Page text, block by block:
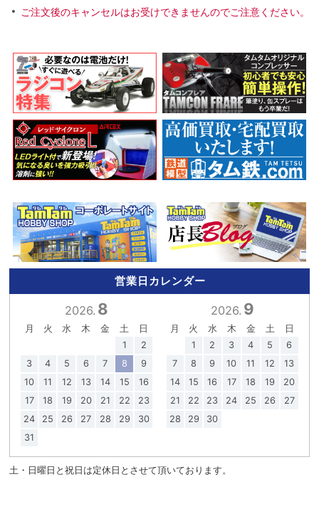
ご注文後のキャンセルはお受けできませんのでご注意ください。
営業日カレンダー
2026. 8
月 火 水 木 金 土
日
1
2
3
4 5 6 7 8
9
10
11 12 13 14 15
16
17
18 19 20 21 22
23
24
25 26 27 28 29
30
31
2026. 9
月 火 水 木 金 土
日
1
2 3 4 5
6
7
8 9 10 11 12
13
14
15 16 17 18 19
20
21
22 23 24 25 26
27
28
29 30
土・日曜日と祝日は定休日とさせて頂いております。